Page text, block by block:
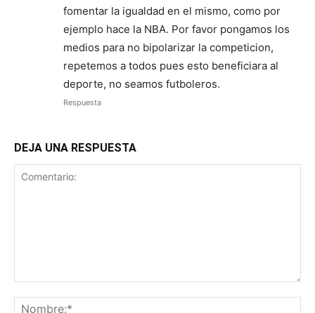
fomentar la igualdad en el mismo, como por
ejemplo hace la NBA. Por favor pongamos los
medios para no bipolarizar la competicion,
repetemos a todos pues esto beneficiara al
deporte, no seamos futboleros.
Respuesta
DEJA UNA RESPUESTA